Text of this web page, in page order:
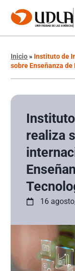
Inicio» Instituto de
sobre Enseñanza
realiza
16